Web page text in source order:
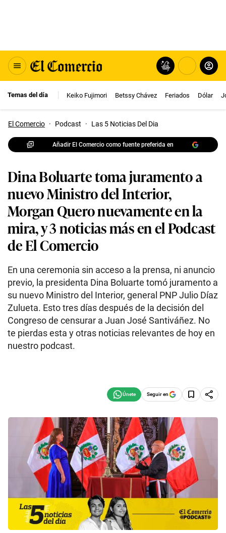
Temas del día Keiko Fujimori Betssy Chávez Feriados Dólar
El Comercio · Podcast · Las 5 Noticias Del Dia
Añadir El Comercio como fuente preferida en
Dina Boluarte toma juramento a
nuevo Ministro del Interior,
Morgan Quero nuevamente en la
mira, y 3 noticias más en el Podcast
de El Comercio
En una ceremonia sin acceso a la prensa, ni anuncio
previo, la presidenta Dina Boluarte tomó juramento a
su nuevo Ministro del Interior, general PNP Julio Díaz
Zulueta. Esto tres días después de la decisión del
Congreso de censurar a Juan José Santiváñez. No
te pierdas esta y otras noticias relevantes de hoy en
nuestro podcast.
Seguir en